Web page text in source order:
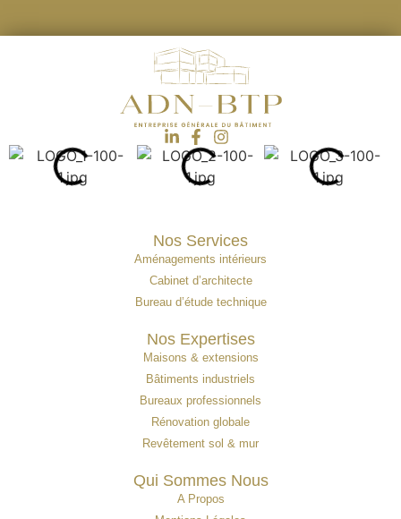
Nos Services
Aménagements intérieurs
Cabinet d’architecte
Bureau d’étude technique
Nos Expertises
Maisons & extensions
Bâtiments industriels
Bureaux professionnels
Rénovation globale
Revêtement sol & mur
Qui Sommes Nous
A Propos